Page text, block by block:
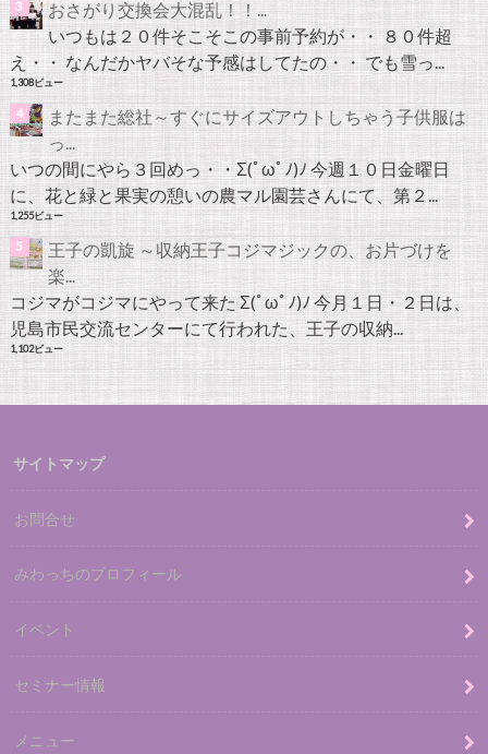
おさがり交換会大混乱！！...
いつもは２０件そこそこの事前予約が・・ ８０件超
え・・ なんだかヤバそな予感はしてたの・・ でも雪っ...
1,308ビュー
またまた総社～すぐにサイズアウトしちゃう子供服は
っ...
いつの間にやら３回めっ・・Σ(ﾟωﾟﾉ)ﾉ 今週１０日金曜日
に、花と緑と果実の憩いの農マル園芸さんにて、第２...
1,255ビュー
王子の凱旋 ～収納王子コジマジックの、お片づけを
楽...
コジマがコジマにやって来た Σ(ﾟωﾟﾉ)ﾉ 今月１日・２日は、
児島市民交流センターにて行われた、王子の収納...
1,102ビュー
サイトマップ
お問合せ
みわっちのプロフィール
イベント
セミナー情報
メニュー